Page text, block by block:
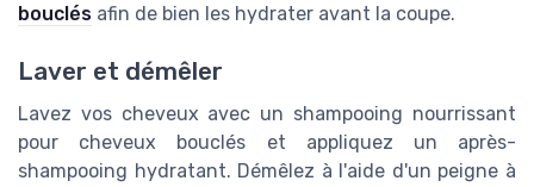
bouclés afin de bien les hydrater avant la coupe.
Laver et démêler
Lavez vos cheveux avec un shampooing nourrissant
pour cheveux bouclés et appliquez un après-
shampooing hydratant. Démêlez à l'aide d'un peigne à